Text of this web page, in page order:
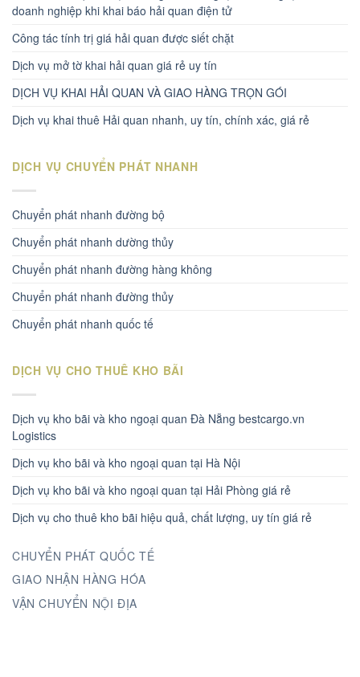
doanh nghiệp khi khai báo hải quan điện tử
Công tác tính trị giá hải quan được siết chặt
Dịch vụ mở tờ khai hải quan giá rẻ uy tín
DỊCH VỤ KHAI HẢI QUAN VÀ GIAO HÀNG TRỌN GÓI
Dịch vụ khai thuê Hải quan nhanh, uy tín, chính xác, giá rẻ
DỊCH VỤ CHUYỂN PHÁT NHANH
Chuyển phát nhanh đường bộ
Chuyển phát nhanh dường thủy
Chuyển phát nhanh đường hàng không
Chuyển phát nhanh đường thủy
Chuyển phát nhanh quốc tế
DỊCH VỤ CHO THUÊ KHO BÃI
Dịch vụ kho bãi và kho ngoại quan Đà Nẵng bestcargo.vn
Logistics
Dịch vụ kho bãi và kho ngoại quan tại Hà Nội
Dịch vụ kho bãi và kho ngoại quan tại Hải Phòng giá rẻ
Dịch vụ cho thuê kho bãi hiệu quả, chất lượng, uy tín giá rẻ
CHUYỂN PHÁT QUỐC TẾ
GIAO NHẬN HÀNG HÓA
VẬN CHUYỂN NỘI ĐỊA